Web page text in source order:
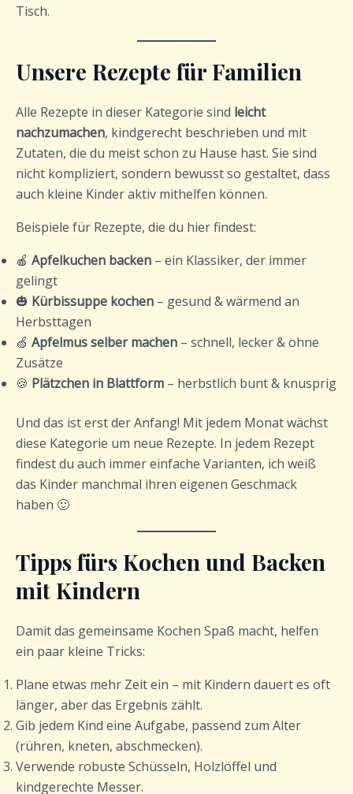
Tisch.
Unsere Rezepte für Familien
Alle Rezepte in dieser Kategorie sind leicht
nachzumachen, kindgerecht beschrieben und mit
Zutaten, die du meist schon zu Hause hast. Sie sind
nicht kompliziert, sondern bewusst so gestaltet, dass
auch kleine Kinder aktiv mithelfen können.
Beispiele für Rezepte, die du hier findest:
🍎 Apfelkuchen backen – ein Klassiker, der immer
gelingt
🎃 Kürbissuppe kochen – gesund & wärmend an
Herbsttagen
🍏 Apfelmus selber machen – schnell, lecker & ohne
Zusätze
🍪 Plätzchen in Blattform – herbstlich bunt & knusprig
Und das ist erst der Anfang! Mit jedem Monat wächst
diese Kategorie um neue Rezepte. In jedem Rezept
findest du auch immer einfache Varianten, ich weiß
das Kinder manchmal ihren eigenen Geschmack
haben 🙂
Tipps fürs Kochen und Backen
mit Kindern
Damit das gemeinsame Kochen Spaß macht, helfen
ein paar kleine Tricks:
Plane etwas mehr Zeit ein – mit Kindern dauert es oft
länger, aber das Ergebnis zählt.
Gib jedem Kind eine Aufgabe, passend zum Alter
(rühren, kneten, abschmecken).
Verwende robuste Schüsseln, Holzlöffel und
kindgerechte Messer.